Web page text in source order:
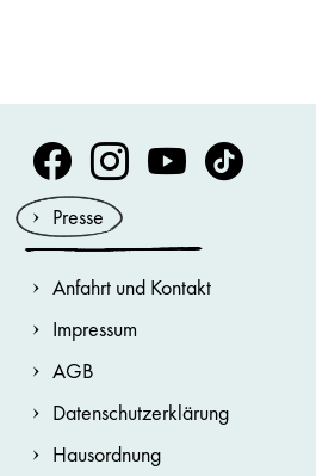
Volksoper Facebook
Volksoper Instagram
Volksoper Youtube
Volksoper TikTok
Presse
Anfahrt und Kontakt
Impressum
AGB
Datenschutzerklärung
Hausordnung